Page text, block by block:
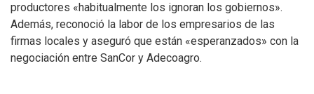
inconvenientes
de
los
tamberos
productores «habitualmente los ignoran los gobiernos».
Además, reconoció la labor de los empresarios de las
firmas locales y aseguró que están «esperanzados» con la
negociación entre SanCor y Adecoagro.